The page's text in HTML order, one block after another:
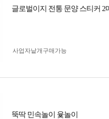
글로벌이지 전통 문양 스티커 2
사업자 낱개구매가능
뚝딱 민속놀이 윷놀이